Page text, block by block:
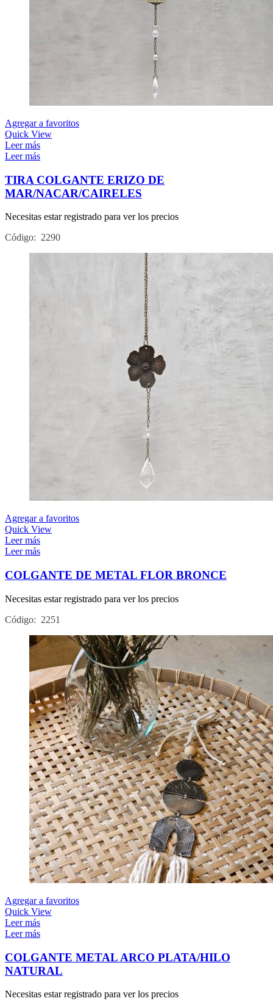
Agregar a favoritos
Quick View
Leer más
Leer más
TIRA COLGANTE ERIZO DE
MAR/NACAR/CAIRELES
Necesitas estar registrado para ver los precios
Código: 2290
Agregar a favoritos
Quick View
Leer más
Leer más
COLGANTE DE METAL FLOR BRONCE
Necesitas estar registrado para ver los precios
Código: 2251
Agregar a favoritos
Quick View
Leer más
Leer más
COLGANTE METAL ARCO PLATA/HILO
NATURAL
Necesitas estar registrado para ver los precios